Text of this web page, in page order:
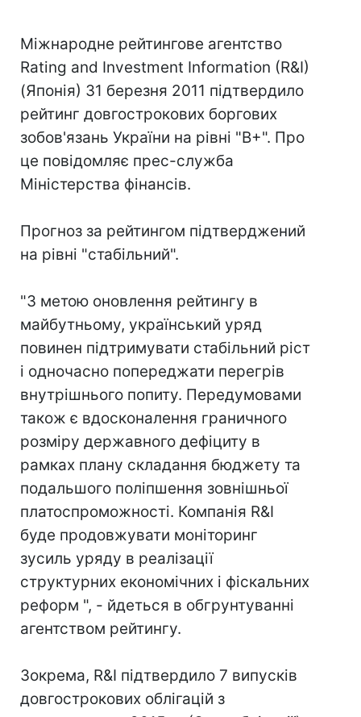
Міжнародне рейтингове агентство
Rating and Investment Information (R&I)
(Японія) 31 березня 2011 підтвердило
рейтинг довгострокових боргових
зобов'язань України на рівні "В+". Про
це повідомляє прес-служба
Міністерства фінансів.
Прогноз за рейтингом підтверджений
на рівні "стабільний".
"З метою оновлення рейтингу в
майбутньому, український уряд
повинен підтримувати стабільний ріст
і одночасно попереджати перегрів
внутрішнього попиту. Передумовами
також є вдосконалення граничного
розміру державного дефіциту в
рамках плану складання бюджету та
подальшого поліпшення зовнішньої
платоспроможності. Компанія R&I
буде продовжувати моніторинг
зусиль уряду в реалізації
структурних економічних і фіскальних
реформ ", - йдеться в обгрунтуванні
агентством рейтингу.
Зокрема, R&I підтвердило 7 випусків
довгострокових облігацій з